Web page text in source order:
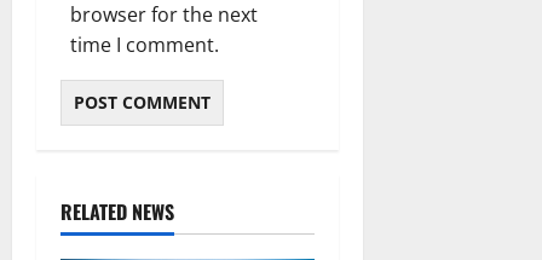
browser for the next
time I comment.
RELATED NEWS